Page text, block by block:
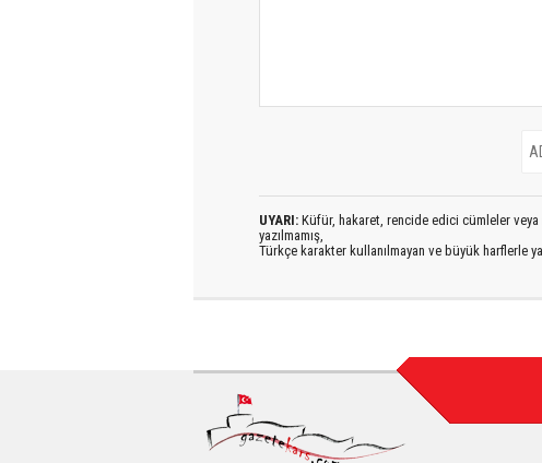
UYARI: Küfür, hakaret, rencide edici cümleler veya
yazılmamış,
Türkçe karakter kullanılmayan ve büyük harflerle